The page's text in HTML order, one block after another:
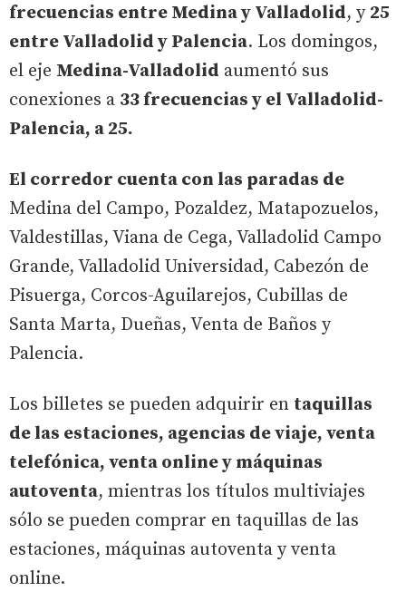
frecuencias entre Medina y Valladolid, y 25
entre Valladolid y Palencia. Los domingos,
el eje Medina-Valladolid aumentó sus
conexiones a 33 frecuencias y el Valladolid-
Palencia, a 25.
El corredor cuenta con las paradas de
Medina del Campo, Pozaldez, Matapozuelos,
Valdestillas, Viana de Cega, Valladolid Campo
Grande, Valladolid Universidad, Cabezón de
Pisuerga, Corcos-Aguilarejos, Cubillas de
Santa Marta, Dueñas, Venta de Baños y
Palencia.
Los billetes se pueden adquirir en taquillas
de las estaciones, agencias de viaje, venta
telefónica, venta online y máquinas
autoventa, mientras los títulos multiviajes
sólo se pueden comprar en taquillas de las
estaciones, máquinas autoventa y venta
online.